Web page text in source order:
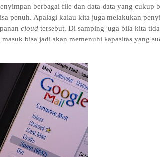
berbagai file dan data-data yang cukup
penuh. Apalagi kalau kita juga melakukan
cloud tersebut. Di samping juga bila kita
bisa jadi akan memenuhi kapasitas yang